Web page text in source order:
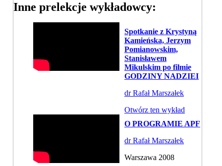
Inne prelekcje wykładowcy:
Spotkanie z Krystyną
Kamieńska, Jerzym
Pomianowskim,
Stanisławem
Mikulskim po filmie
GODZINY NADZIEI
dr Rafał Marszałek
Otwórz ten wykład
O PROGRAMIE APF
dr Rafał Marszałek
Warszawa 2008